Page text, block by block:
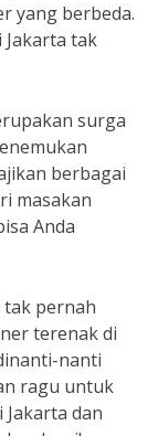
yang berbeda.
tak
surga
berbagai
masakan
Anda
pernah
terenak di
nanti
ragu untuk
dan